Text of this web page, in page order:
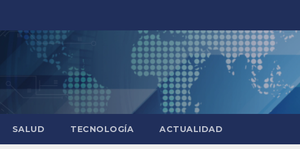
SALUD TECNOLOGÍA ACTUALIDAD